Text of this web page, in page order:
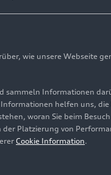
Cookie-
wie unsere Webseite
Informationen
helfen uns,
woran Sie beim
Platzierung von
Cookie Information.